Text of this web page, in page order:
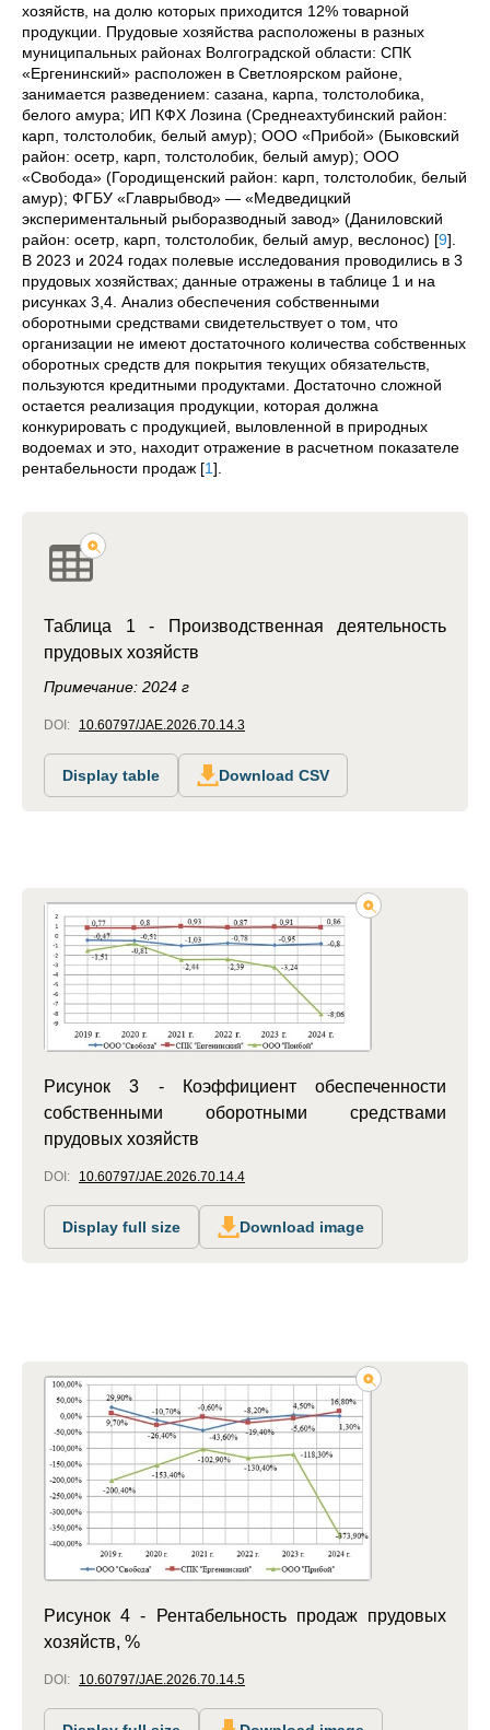
хозяйств, на долю которых приходится 12% товарной
продукции. Прудовые хозяйства расположены в разных
муниципальных районах Волгоградской области: СПК
«Ергенинский» расположен в Светлоярском районе,
занимается разведением: сазана, карпа, толстолобика,
белого амура; ИП КФХ Лозина (Среднеахтубинский район:
карп, толстолобик, белый амур); ООО «Прибой» (Быковский
район: осетр, карп, толстолобик, белый амур); ООО
«Свобода» (Городищенский район: карп, толстолобик, белый
амур); ФГБУ «Главрыбвод» — «Медведицкий
экспериментальный рыборазводный завод» (Даниловский
район: осетр, карп, толстолобик, белый амур, веслонос) [9]
В 2023 и 2024 годах полевые исследования проводились в 3
прудовых хозяйствах; данные отражены в таблице 1 и на
рисунках 3,4. Анализ обеспечения собственными
оборотными средствами свидетельствует о том, что
организации не имеют достаточного количества собственных
оборотных средств для покрытия текущих обязательств,
пользуются кредитными продуктами. Достаточно сложной
остается реализация продукции, которая должна
конкурировать с продукцией, выловленной в природных
водоемах и это, находит отражение в расчетном показателе
рентабельности продаж [1]
Таблица 1 - Производственная деятельность
прудовых хозяйств
Примечание: 2024 г
DOI: 10.60797/JAE.2026.70.14.3
Display table Download CSV
Рисунок 3 - Коэффициент обеспеченности
собственными оборотными средствами
прудовых хозяйств
DOI: 10.60797/JAE.2026.70.14.4
Display full size Download image
Рисунок 4 - Рентабельность продаж прудовых
хозяйств, %
DOI: 10.60797/JAE.2026.70.14.5